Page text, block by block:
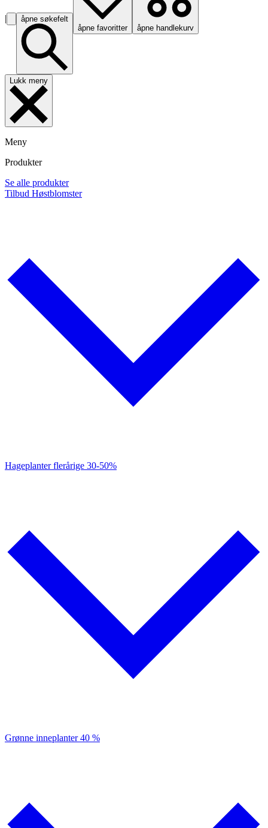
|
åpne søkefelt
åpne favoritter
åpne handlekurv
Lukk meny
Meny
Produkter
Se alle produkter
Tilbud Høstblomster
Hageplanter flerårige 30-50%
Grønne inneplanter40 %